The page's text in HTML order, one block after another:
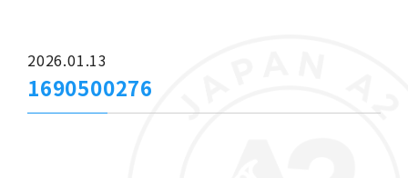
2026.01.13
1690500276